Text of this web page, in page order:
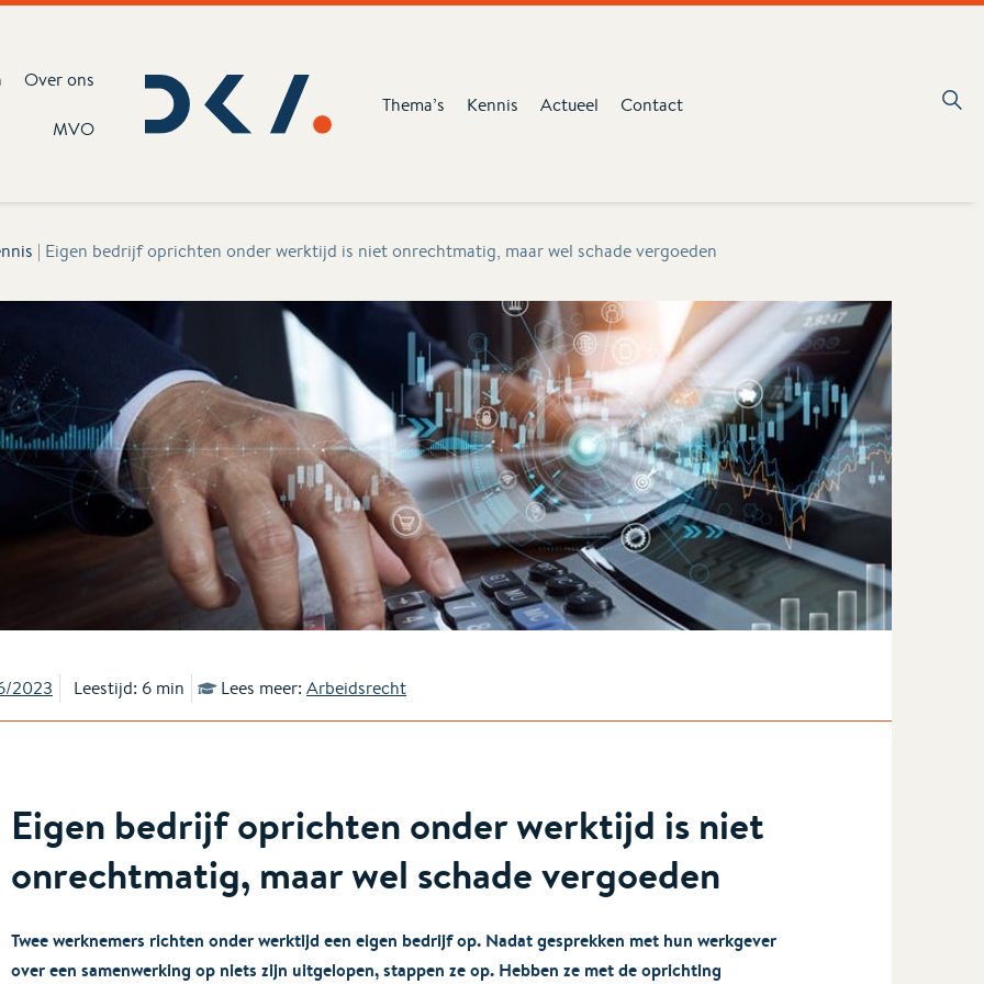
Over ons
MVO
Thema’s Kennis Actueel Contact
| Eigen bedrijf oprichten onder werktijd is niet onrechtmatig, maar wel schade vergoeden
2023 Leestijd: 6 min Lees meer: Arbeidsrecht
Eigen bedrijf oprichten onder werktijd is niet
onrechtmatig, maar wel schade vergoeden
Twee werknemers richten onder werktijd een eigen bedrijf op. Nadat gesprekken met hun werkgever
over een samenwerking op niets zijn uitgelopen, stappen ze op. Hebben ze met de oprichting